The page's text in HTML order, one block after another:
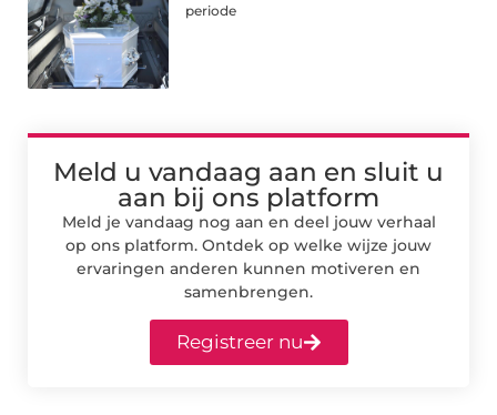
periode
Meld u vandaag aan en sluit u
aan bij ons platform
Meld je vandaag nog aan en deel jouw verhaal
op ons platform. Ontdek op welke wijze jouw
ervaringen anderen kunnen motiveren en
samenbrengen.
Registreer nu